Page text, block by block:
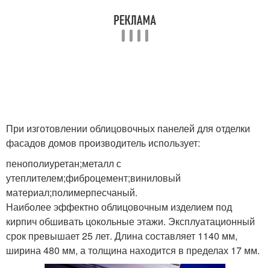
При изготовлении облицовочных панелей для отделки
фасадов домов производитель использует:
пенополиуретан;металл с
утеплителем;фиброцемент;виниловый
материал;полимерпесчаный.
Наиболее эффектно облицовочным изделием под
кирпич обшивать цокольные этажи. Эксплуатационный
срок превышает 25 лет. Длина составляет 1140 мм,
ширина 480 мм, а толщина находится в пределах 17 мм.